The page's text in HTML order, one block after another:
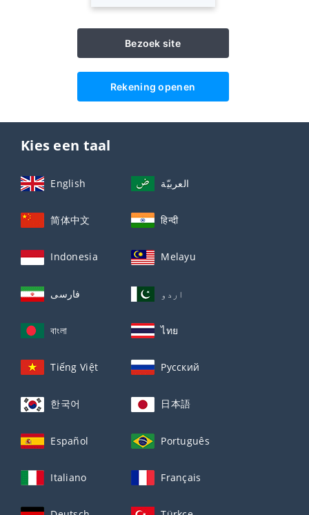
Bezoek site
Rekening openen
Kies een taal
English العربيّة
简体中文 हिन्दी
Indonesia Melayu
فارسی اردو
বাংলা ไทย
Tiếng Việt Русский
한국어 日本語
Español Português
Italiano Français